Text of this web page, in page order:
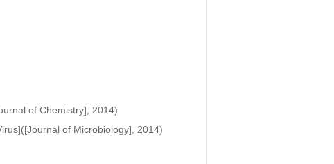
of Chemistry], 2014)
of Microbiology], 2014)